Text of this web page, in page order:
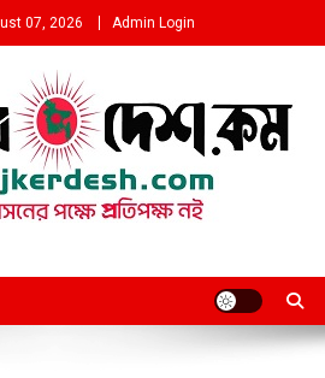
07, 2026 Admin Login